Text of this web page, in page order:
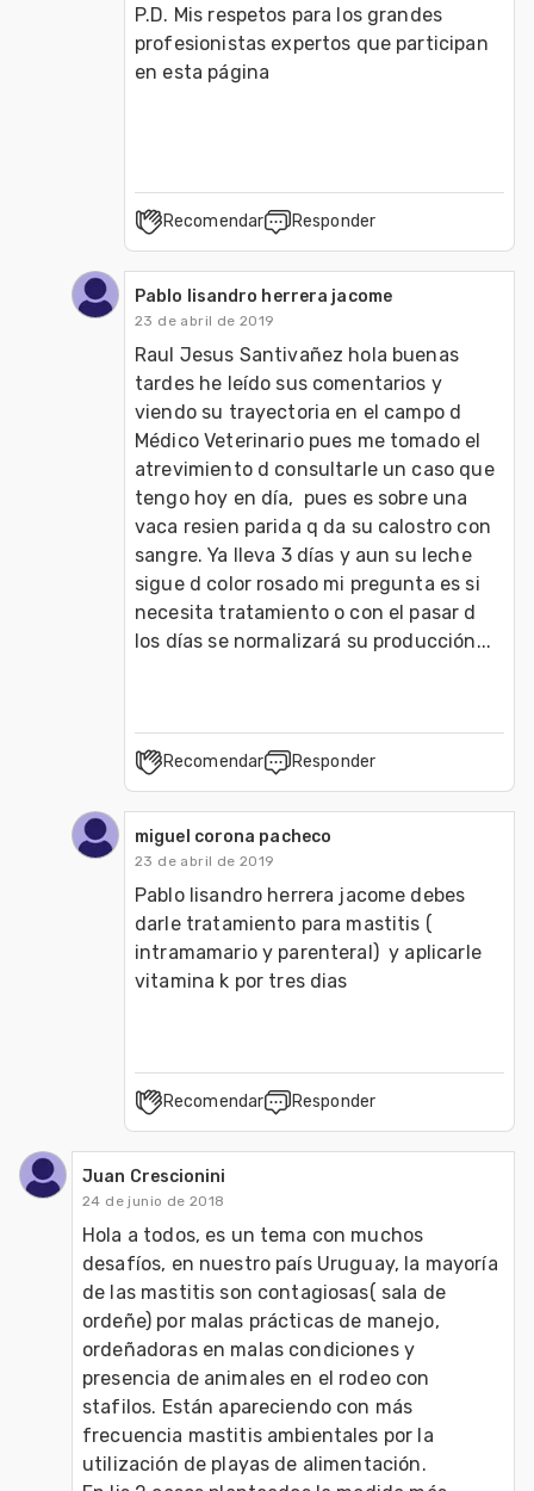
P.D. Mis respetos para los grandes
profesionistas expertos que participan
en esta página
Recomendar Responder
Pablo lisandro herrera jacome
23 de abril de 2019
Raul Jesus Santivañez hola buenas
tardes he leído sus comentarios y
viendo su trayectoria en el campo d
Médico Veterinario pues me tomado el
atrevimiento d consultarle un caso que
tengo hoy en día,  pues es sobre una
vaca resien parida q da su calostro con
sangre. Ya lleva 3 días y aun su leche
sigue d color rosado mi pregunta es si
necesita tratamiento o con el pasar d
los días se normalizará su producción...
Recomendar Responder
miguel corona pacheco
23 de abril de 2019
Pablo lisandro herrera jacome debes
darle tratamiento para mastitis (
intramamario y parenteral)  y aplicarle
vitamina k por tres dias
Recomendar Responder
Juan Crescionini
24 de junio de 2018
Hola a todos, es un tema con muchos
desafíos, en nuestro país Uruguay, la mayoría
de las mastitis son contagiosas( sala de
ordeñe) por malas prácticas de manejo,
ordeñadoras en malas condiciones y
presencia de animales en el rodeo con
stafilos. Están apareciendo con más
frecuencia mastitis ambientales por la
utilización de playas de alimentación.